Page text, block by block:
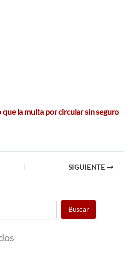
que la multa por circular sin seguro
SIGUIENTE
Buscar